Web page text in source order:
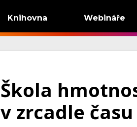
Knihovna Webináře
Škola
v zrcadle